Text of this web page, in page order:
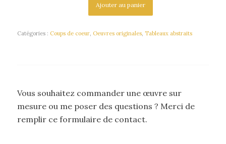
Ajouter au panier
Catégories : Coups de coeur, Oeuvres originales, Tableaux abstraits
Vous souhaitez commander une œuvre sur
mesure ou me poser des questions ? Merci de
remplir ce formulaire de contact.